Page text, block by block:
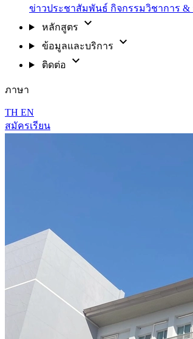
ข่าวประชาสัมพันธ์ กิจกรรมวิชาการ
หลักสูตร
expand_more
ข้อมูลและบริการ expand_more
ติดต่อ expand_more
ภาษา
TH EN
สมัครเรียน